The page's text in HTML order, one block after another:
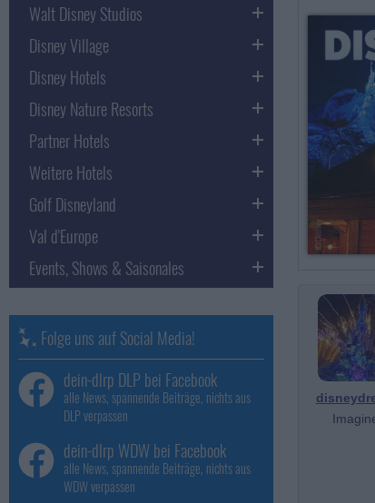
Walt Disney Studios
Disney Village
Disney Hotels
Disney Nature Resorts
Partner Hotels
Weitere Hotels
Golf Disneyland
Val d'Europe
Events, Shows & Saisonales
Folge uns auf Social Media!
dein-dlrp DLP bei Facebook
alle News, spannende Beiträge, nichts aus
DLP verpassen
dein-dlrp WDW bei Facebook
alle News, spannende Beiträge, nichts aus
WDW verpassen